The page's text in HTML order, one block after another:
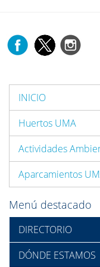
INICIO
Huertos UMA
Actividades
Aparcamientos
Menú destacado
DIRECTORIO
DÓNDE ESTAMOS